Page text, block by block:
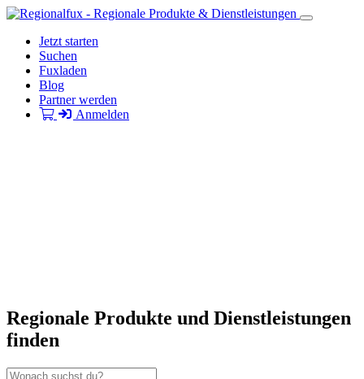
Jetzt starten
Suchen
Fuxladen
Blog
Partner werden
Anmelden
Regionale Produkte und Dienstleistungen
finden